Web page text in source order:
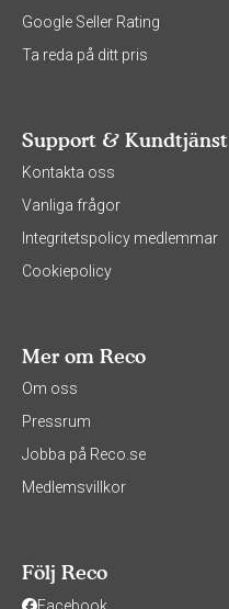
Google Seller Rating
Ta reda på ditt pris
Support & Kundtjänst
Kontakta oss
Vanliga frågor
Integritetspolicy medlemmar
Cookiepolicy
Mer om Reco
Om oss
Pressrum
Jobba på Reco.se
Medlemsvillkor
Följ Reco